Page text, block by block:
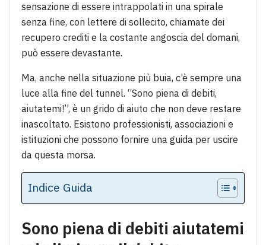
sensazione di essere intrappolati in una spirale
senza fine, con lettere di sollecito, chiamate dei
recupero crediti e la costante angoscia del domani,
può essere devastante.
Ma, anche nella situazione più buia, c’è sempre una
luce alla fine del tunnel. “Sono piena di debiti,
aiutatemi!”, è un grido di aiuto che non deve restare
inascoltato. Esistono professionisti, associazioni e
istituzioni che possono fornire una guida per uscire
da questa morsa.
Indice Guida
Sono piena di debiti aiutatemi